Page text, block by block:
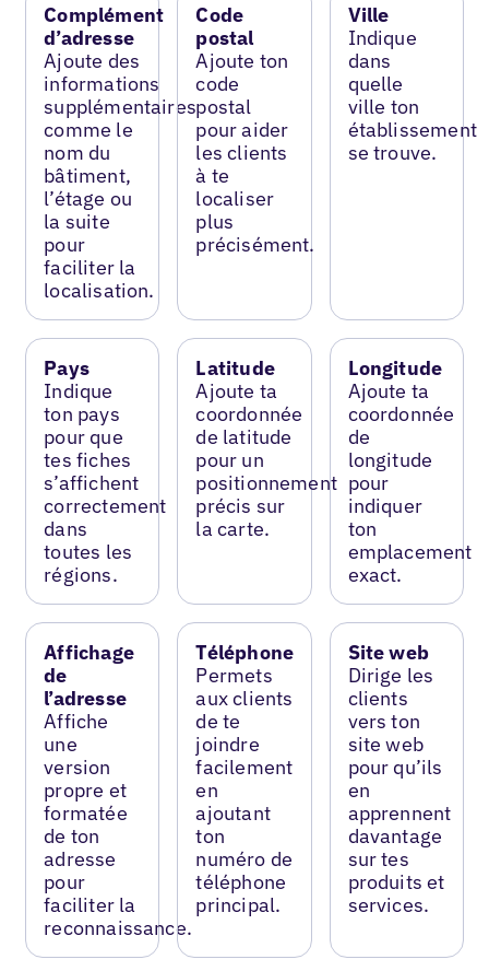
Complément
d’adresse
Ajoute des
informations
supplémentaires
comme le
nom du
bâtiment,
l’étage ou
la suite
pour
faciliter la
localisation.
Code
postal
Ajoute ton
code
postal
pour aider
les clients
à te
localiser
plus
précisément.
Ville
Indique
dans
quelle
ville ton
établissement
se trouve.
Pays
Indique
ton pays
pour que
tes fiches
s’affichent
correctement
dans
toutes les
régions.
Latitude
Ajoute ta
coordonnée
de latitude
pour un
positionnement
précis sur
la carte.
Longitude
Ajoute ta
coordonnée
de
longitude
pour
indiquer
ton
emplacement
exact.
Affichage
de
l’adresse
Affiche
une
version
propre et
formatée
de ton
adresse
pour
faciliter la
reconnaissance.
Téléphone
Permets
aux clients
de te
joindre
facilement
en
ajoutant
ton
numéro de
téléphone
principal.
Site web
Dirige les
clients
vers ton
site web
pour qu’ils
en
apprennent
davantage
sur tes
produits et
services.